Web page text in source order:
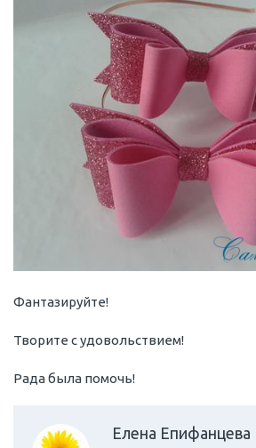
Фантазируйте!
Творите с удовольствием!
Рада была помочь!
Елена Епифанцева